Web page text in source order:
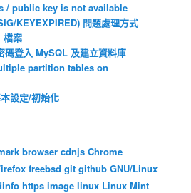
/ public key is not available
KEYEXPIRED) 問題處理方式
案
登入 MySQL 及建立資料庫
partition tables on
設定/初始化
browser cdnjs Chrome
freebsd git github GNU/Linux
https image linux Linux Mint